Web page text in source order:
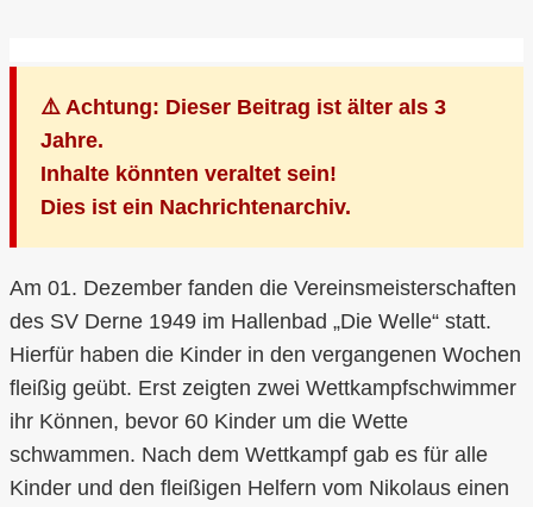
⚠️ Achtung: Dieser Beitrag ist älter als 3
Jahre.
Inhalte könnten veraltet sein!
Dies ist ein Nachrichtenarchiv.
Am 01. Dezember fanden die Vereinsmeisterschaften
des SV Derne 1949 im Hallenbad „Die Welle“ statt.
Hierfür haben die Kinder in den vergangenen Wochen
fleißig geübt. Erst zeigten zwei Wettkampfschwimmer
ihr Können, bevor 60 Kinder um die Wette
schwammen. Nach dem Wettkampf gab es für alle
Kinder und den fleißigen Helfern vom Nikolaus einen